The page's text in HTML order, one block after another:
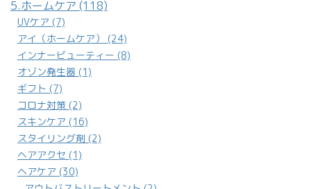
5.ホームケア (118)
UVケア (7)
アイ（ホームケア） (24)
インナービューティー (8)
オゾン発生器 (1)
ギフト (7)
コロナ対策 (2)
スキンケア (16)
スタイリング剤 (2)
ヘアアクセ (1)
ヘアケア (30)